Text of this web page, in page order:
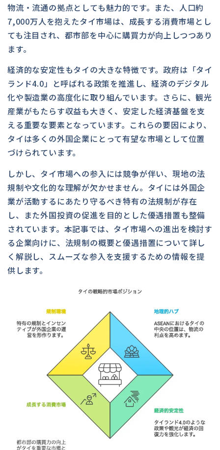
物流・流通の拠点としても魅力的です。また、人口約
7,000万人を抱えたタイ市場は、成長する消費市場とし
ても注目され、都市部を中心に購買力が向上しつつあり
ます。
経済的な安定性もタイの大きな特徴です。政府は「タイ
ランド4.0」と呼ばれる政策を推進し、経済のデジタル
化や製造業の高度化に取り組んでいます。さらに、観光
産業がもたらす収益も大きく、安定した経済基盤を支
える重要な要素となっています。これらの要因により、
タイは多くの外国企業にとって有望な市場として位置
づけられています。
しかし、タイ市場への参入には競争が伴い、現地の法
規制や文化的な理解が欠かせません。タイには外国企
業が活動するにあたり守るべき特有の法規制が存在
し、また外国投資の促進を目的とした優遇措置も整備
されています。本記事では、タイ市場への進出を検討す
る企業向けに、法規制の概要と優遇措置について詳し
く解説し、スムーズな参入を支援するための情報を提
供します。